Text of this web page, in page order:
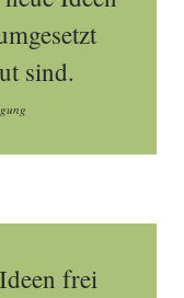
sind.
frei